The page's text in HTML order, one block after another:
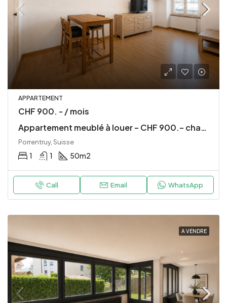
APPARTEMENT
CHF 900. - / mois
Appartement meublé à louer – CHF 900.– charges comprises
Porrentruy, Suisse
1 1 50m2
Call Email WhatsApp
A VENDRE